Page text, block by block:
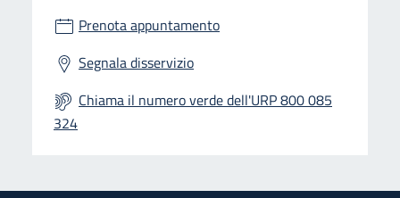
Prenota appuntamento
Segnala disservizio
Chiama il numero verde dell'URP 800 085
324